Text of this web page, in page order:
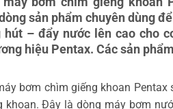
sản phẩm chuyên dùng
hút – đẩy nước lên cao cho
hiệu Pentax. Các sản
bơm chìm giếng khoan
khoan. Đây là dòng máy bơm